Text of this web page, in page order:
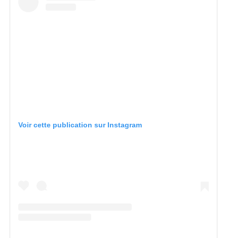
Voir cette publication sur Instagram